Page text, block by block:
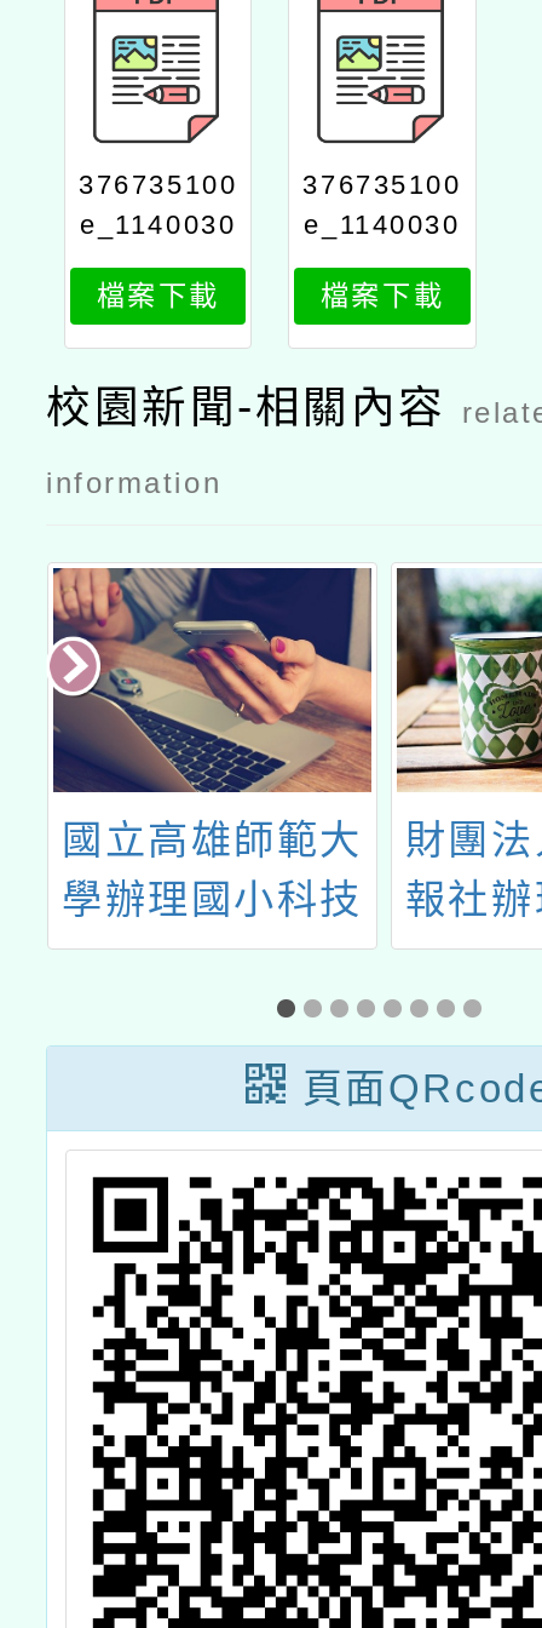
376735100
e_1140030
261_attach
2
檔案下載
376735100
e_1140030
261_attach
1
檔案下載
校園新聞-相關內容
information
國立高雄師範大
學辦理國小科技
教育及資訊教育
微課程研習
財團
報社
一個
擇開
頁面